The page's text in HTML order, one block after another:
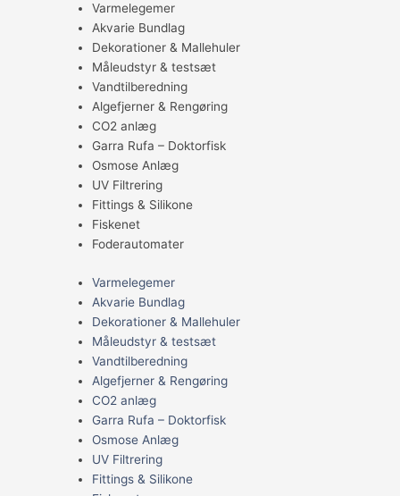
Varmelegemer
Akvarie Bundlag
Dekorationer & Mallehuler
Måleudstyr & testsæt
Vandtilberedning
Algefjerner & Rengøring
CO2 anlæg
Garra Rufa – Doktorfisk
Osmose Anlæg
UV Filtrering
Fittings & Silikone
Fiskenet
Foderautomater
Varmelegemer
Akvarie Bundlag
Dekorationer & Mallehuler
Måleudstyr & testsæt
Vandtilberedning
Algefjerner & Rengøring
CO2 anlæg
Garra Rufa – Doktorfisk
Osmose Anlæg
UV Filtrering
Fittings & Silikone